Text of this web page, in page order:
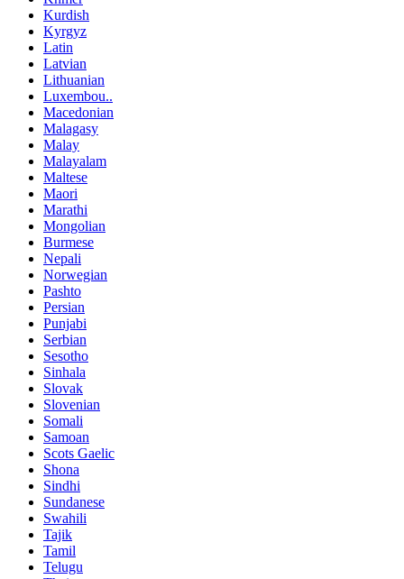
Kurdish
Kyrgyz
Latin
Latvian
Lithuanian
Luxembou..
Macedonian
Malagasy
Malay
Malayalam
Maltese
Maori
Marathi
Mongolian
Burmese
Nepali
Norwegian
Pashto
Persian
Punjabi
Serbian
Sesotho
Sinhala
Slovak
Slovenian
Somali
Samoan
Scots Gaelic
Shona
Sindhi
Sundanese
Swahili
Tajik
Tamil
Telugu